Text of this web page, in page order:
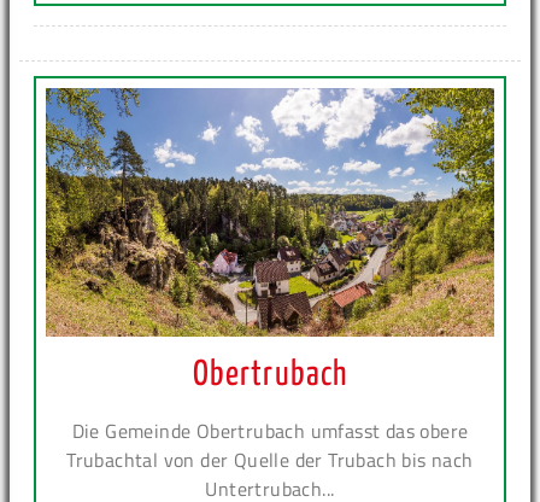
Obertrubach
Die Gemeinde Obertrubach umfasst das obere
Trubachtal von der Quelle der Trubach bis nach
Untertrubach...